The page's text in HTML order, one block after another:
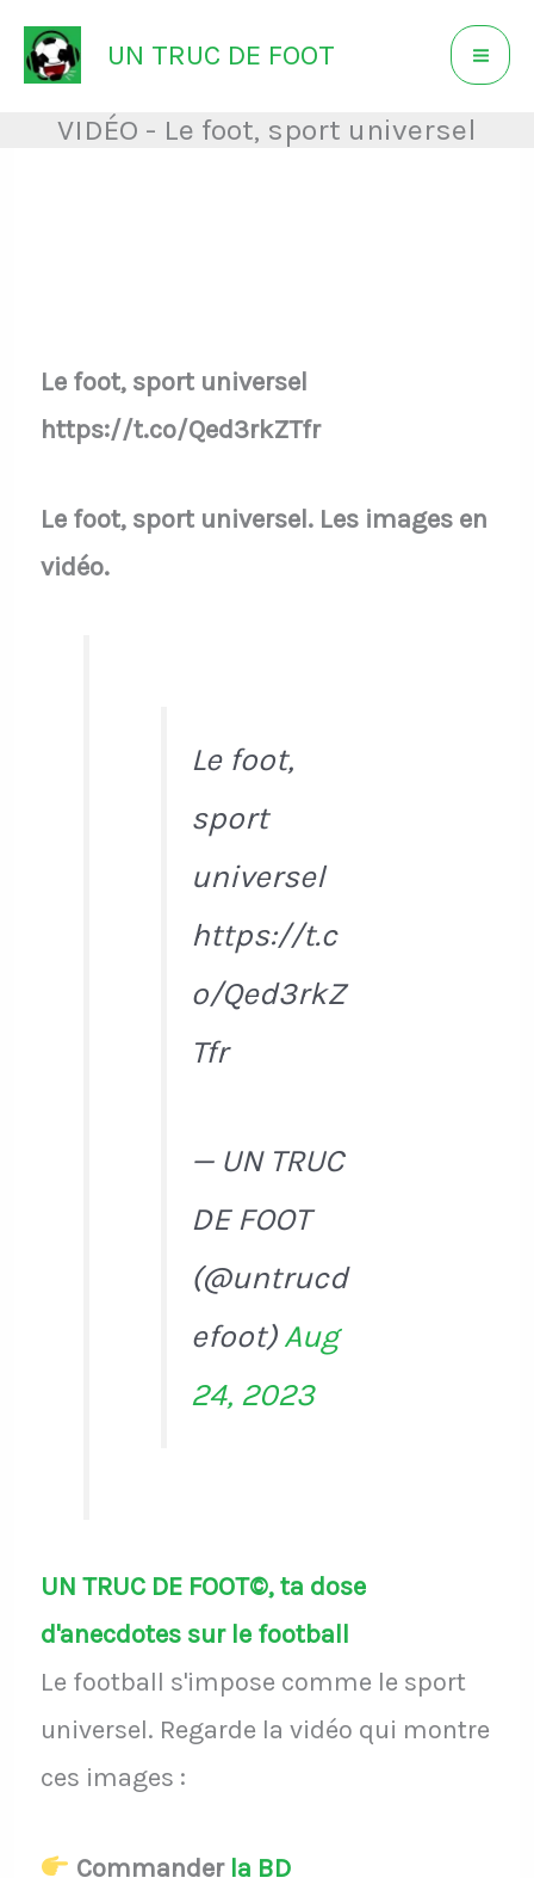
Aller
au
contenu
UN TRUC DE FOOT
VIDÉO - Le foot, sport universel
Le foot, sport universel
https://t.co/Qed3rkZTfr
Le foot, sport universel. Les images en
vidéo.
Le foot,
sport
universel
https://t.c
o/Qed3rkZ
Tfr
— UN TRUC
DE FOOT
(@untrucd
efoot)Aug
24, 2023
UN TRUC DE FOOT©, ta dose
d'anecdotes sur le football
Le football s'impose comme le sport
universel. Regarde la vidéo qui montre
ces images :
Commander la BD